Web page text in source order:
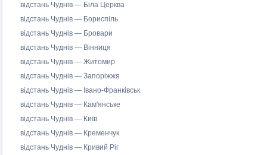
відстань Чуднів — Біла Церква
відстань Чуднів — Бориспіль
відстань Чуднів — Бровари
відстань Чуднів — Вінниця
відстань Чуднів — Житомир
відстань Чуднів — Запоріжжя
відстань Чуднів — Івано-Франківськ
відстань Чуднів — Кам'янське
відстань Чуднів — Київ
відстань Чуднів — Кременчук
відстань Чуднів — Кривий Ріг